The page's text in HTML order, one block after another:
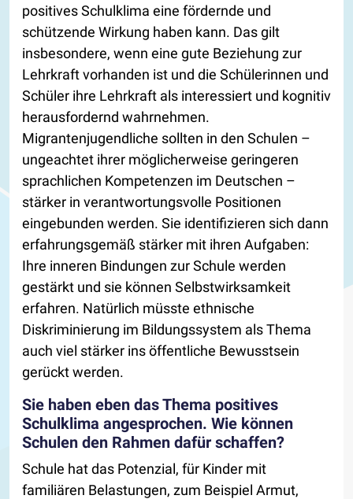
positives Schulklima eine fördernde und
schützende Wirkung haben kann. Das gilt
insbesondere, wenn eine gute Beziehung zur
Lehrkraft vorhanden ist und die Schülerinnen und
Schüler ihre Lehrkraft als interessiert und kognitiv
herausfordernd wahrnehmen.
Migrantenjugendliche sollten in den Schulen –
ungeachtet ihrer möglicherweise geringeren
sprachlichen Kompetenzen im Deutschen –
stärker in verantwortungsvolle Positionen
eingebunden werden. Sie identifizieren sich dann
erfahrungsgemäß stärker mit ihren Aufgaben:
Ihre inneren Bindungen zur Schule werden
gestärkt und sie können Selbstwirksamkeit
erfahren. Natürlich müsste ethnische
Diskriminierung im Bildungssystem als Thema
auch viel stärker ins öffentliche Bewusstsein
gerückt werden.
Sie haben eben das Thema positives
Schulklima angesprochen. Wie können
Schulen den Rahmen dafür schaffen?
Schule hat das Potenzial, für Kinder mit
familiären Belastungen, zum Beispiel Armut,